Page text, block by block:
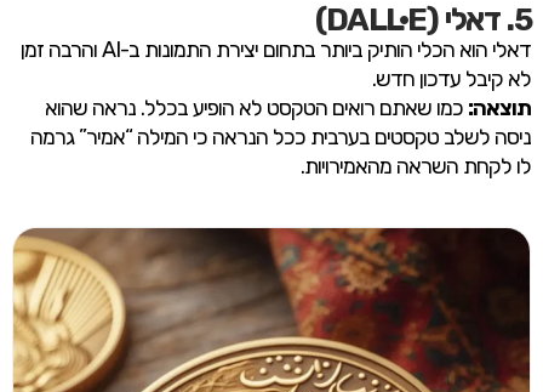
5. דאלי (DALL·E)
דאלי הוא הכלי הותיק ביותר בתחום יצירת התמונות ב-AI והרבה זמן
לא קיבל עדכון חדש.
תוצאה: כמו שאתם רואים הטקסט לא הופיע בכלל. נראה שהוא
ניסה לשלב טקסטים בערבית ככל הנראה כי המילה “אמיר” גרמה
לו לקחת השראה מהאמירויות.